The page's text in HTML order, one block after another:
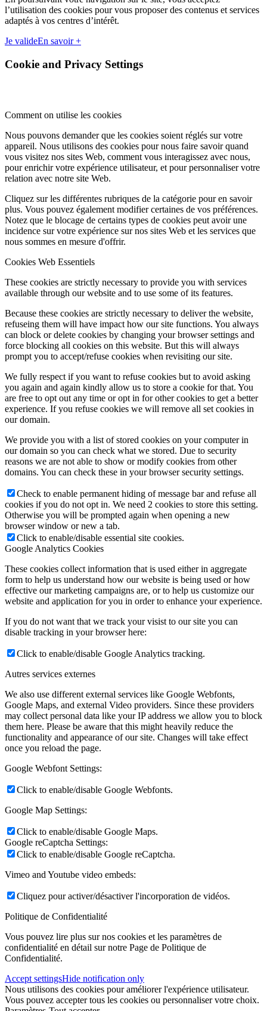
l’utilisation des cookies pour vous proposer des contenus et services
adaptés à vos centres d’intérêt.
Je valideEn savoir +
Cookie and Privacy Settings
Comment on utilise les cookies
Nous pouvons demander que les cookies soient réglés sur votre
appareil. Nous utilisons des cookies pour nous faire savoir quand
vous visitez nos sites Web, comment vous interagissez avec nous,
pour enrichir votre expérience utilisateur, et pour personnaliser votre
relation avec notre site Web.
Cliquez sur les différentes rubriques de la catégorie pour en savoir
plus. Vous pouvez également modifier certaines de vos préférences.
Notez que le blocage de certains types de cookies peut avoir une
incidence sur votre expérience sur nos sites Web et les services que
nous sommes en mesure d'offrir.
Cookies Web Essentiels
These cookies are strictly necessary to provide you with services
available through our website and to use some of its features.
Because these cookies are strictly necessary to deliver the website,
refuseing them will have impact how our site functions. You always
can block or delete cookies by changing your browser settings and
force blocking all cookies on this website. But this will always
prompt you to accept/refuse cookies when revisiting our site.
We fully respect if you want to refuse cookies but to avoid asking
you again and again kindly allow us to store a cookie for that. You
are free to opt out any time or opt in for other cookies to get a better
experience. If you refuse cookies we will remove all set cookies in
our domain.
We provide you with a list of stored cookies on your computer in
our domain so you can check what we stored. Due to security
reasons we are not able to show or modify cookies from other
domains. You can check these in your browser security settings.
Check to enable permanent hiding of message bar and refuse all
cookies if you do not opt in. We need 2 cookies to store this setting.
Otherwise you will be prompted again when opening a new
browser window or new a tab.
Click to enable/disable essential site cookies.
Google Analytics Cookies
These cookies collect information that is used either in aggregate
form to help us understand how our website is being used or how
effective our marketing campaigns are, or to help us customize our
website and application for you in order to enhance your experience.
If you do not want that we track your visist to our site you can
disable tracking in your browser here:
Click to enable/disable Google Analytics tracking.
Autres services externes
We also use different external services like Google Webfonts,
Google Maps, and external Video providers. Since these providers
may collect personal data like your IP address we allow you to block
them here. Please be aware that this might heavily reduce the
functionality and appearance of our site. Changes will take effect
once you reload the page.
Google Webfont Settings:
Click to enable/disable Google Webfonts.
Google Map Settings:
Click to enable/disable Google Maps.
Google reCaptcha Settings:
Click to enable/disable Google reCaptcha.
Vimeo and Youtube video embeds:
Cliquez pour activer/désactiver l'incorporation de vidéos.
Politique de Confidentialité
Vous pouvez lire plus sur nos cookies et les paramètres de
confidentialité en détail sur notre Page de Politique de
Confidentialité.
Accept settingsHide notification only
Nous utilisons des cookies pour améliorer l'expérience utilisateur.
Vous pouvez accepter tous les cookies ou personnaliser votre choix.